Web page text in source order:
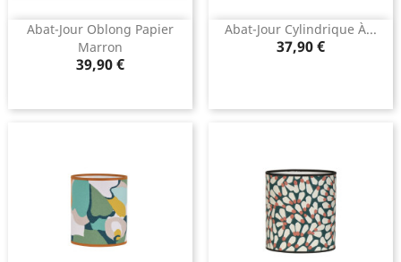
Abat-Jour Oblong Papier
Marron
Prix
39,90 €
Abat-Jour Cylindrique À...
Prix
37,90 €